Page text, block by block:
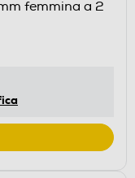
femmina a 2